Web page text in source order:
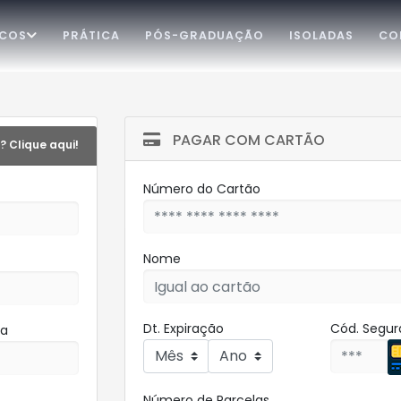
PRÁTICA PÓS-GRADUAÇÃO ISOLADAS
Clique aqui! PAGAR COM CARTÃO
Número do Cartão
Nome
Dt. Expiração Cód.